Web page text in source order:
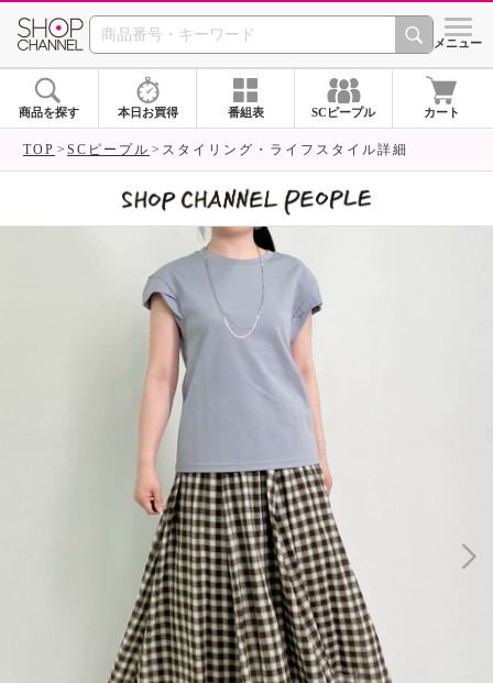
SHOP CHANNEL シメニュー
商品を探す 本日お買得 番組表 SCピープル カート
TOP SCピープル スタイリング・ライフスタイル詳細